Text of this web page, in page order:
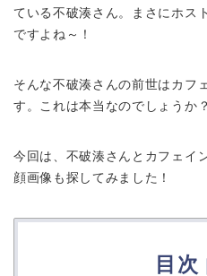
ている不破湊さん。まさにホス
ですよね～！
そんな不破湊さんの前世はカフ
す。これは本当なのでしょうか？
今回は、不破湊さんとカフェイ
顔画像も探してみました！
目次